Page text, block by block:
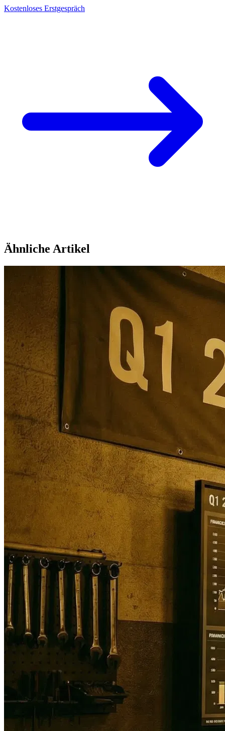
Kostenloses Erstgespräch
Ähnliche Artikel